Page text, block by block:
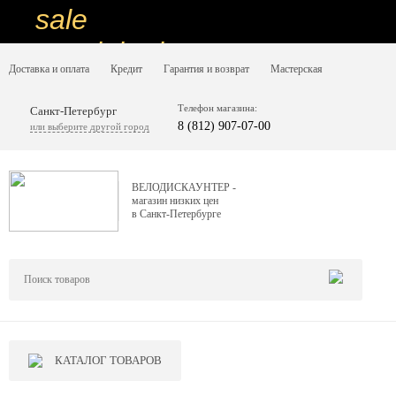
sale
special price
ну очень
вот дешево
sale
sale
Доставка и оплата Кредит Гарантия и возврат Мастерская
Санкт-Петербург
или выберите другой город
Телефон магазина:
8 (812) 907-07-00
ВЕЛОДИСКАУНТЕР -
магазин низких цен
в Санкт-Петербурге
КАТАЛОГ ТОВАРОВ